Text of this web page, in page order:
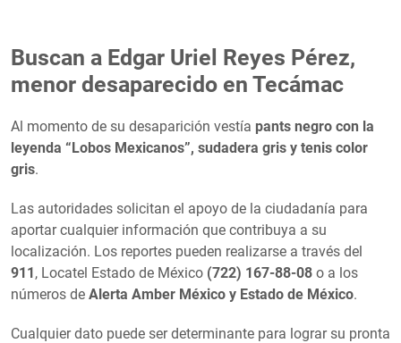
Buscan a Edgar Uriel Reyes Pérez,
menor desaparecido en Tecámac
Al momento de su desaparición vestía pants negro con la
leyenda “Lobos Mexicanos”, sudadera gris y tenis color
gris.
Las autoridades solicitan el apoyo de la ciudadanía para
aportar cualquier información que contribuya a su
localización. Los reportes pueden realizarse a través del
911, Locatel Estado de México (722) 167-88-08 o a los
números de Alerta Amber México y Estado de México.
Cualquier dato puede ser determinante para lograr su pronta